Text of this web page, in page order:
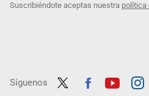
Suscribiéndote aceptas nuestra política
Síguenos